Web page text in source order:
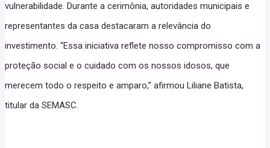
vulnerabilidade. Durante a cerimônia, autoridades municipais e
representantes da casa destacaram a relevância do
investimento. “Essa iniciativa reflete nosso compromisso com a
proteção social e o cuidado com os nossos idosos, que
merecem todo o respeito e amparo,” afirmou Liliane Batista,
titular da SEMASC.